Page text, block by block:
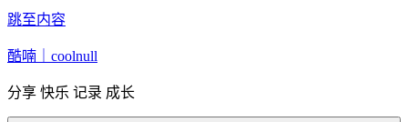
跳至内容
酷喃｜coolnull
分享 快乐 记录 成长